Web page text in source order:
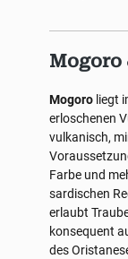
Mogoro
Mogoro liegt
erloschenen
vulkanisch,
Farbe und
sardischen
erlaubt
konsequent
des